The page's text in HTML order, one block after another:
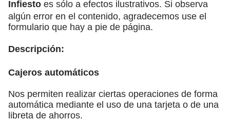
Infiesto es sólo a efectos ilustrativos. Si observa
algún error en el contenido, agradecemos use el
formulario que hay a pie de página.
Descripción:
Cajeros automáticos
Nos permiten realizar ciertas operaciones de forma
automática mediante el uso de una tarjeta o de una
libreta de ahorros.